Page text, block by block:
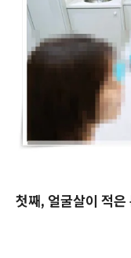
첫째, 얼굴살이 적